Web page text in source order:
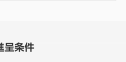
呈条件